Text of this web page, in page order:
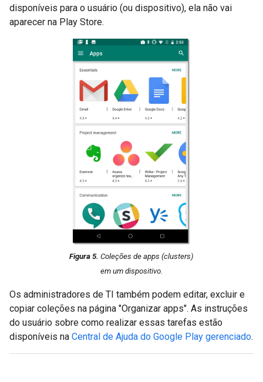
disponíveis para o usuário (ou dispositivo), ela não vai
aparecer na Play Store.
Figura 5. Coleções de apps (clusters)
em um dispositivo.
Os administradores de TI também podem editar, excluir e
copiar coleções na página "Organizar apps". As instruções
do usuário sobre como realizar essas tarefas estão
disponíveis na Central de Ajuda do Google Play gerenciado.